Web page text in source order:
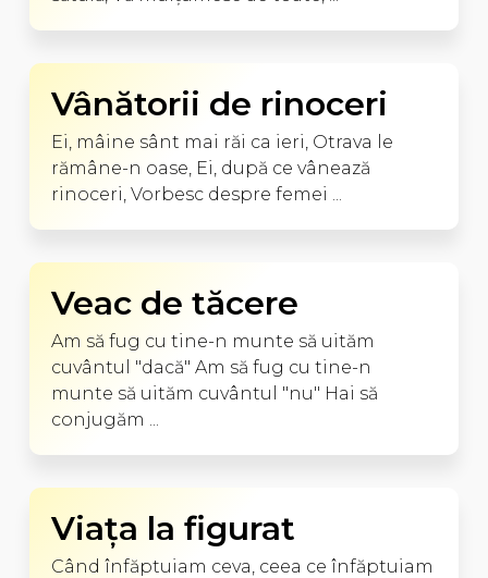
Vânătorii de rinoceri
Ei, mâine sânt mai răi ca ieri, Otrava le
rămâne-n oase, Ei, după ce vânează
rinoceri, Vorbesc despre femei ...
Veac de tăcere
Am să fug cu tine-n munte să uităm
cuvântul "dacă" Am să fug cu tine-n
munte să uităm cuvântul "nu" Hai să
conjugăm ...
Viaţa la figurat
Când înfăptuiam ceva, ceea ce înfăptuiam